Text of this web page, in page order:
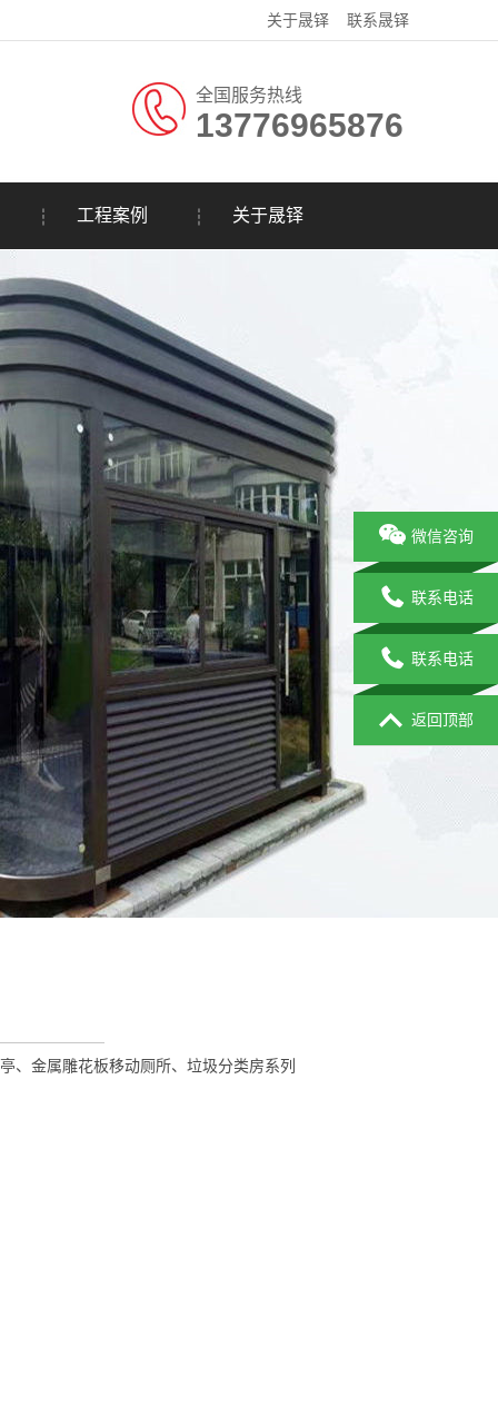
关于晟铎 联系晟铎
全国服务热线
13776965876
工程案例 关于晟铎
、金属雕花板移动厕所、垃圾分类房系列
微信咨询
联系电话
联系电话
返回顶部